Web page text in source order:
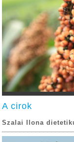
A cirok
Szalai Ilona